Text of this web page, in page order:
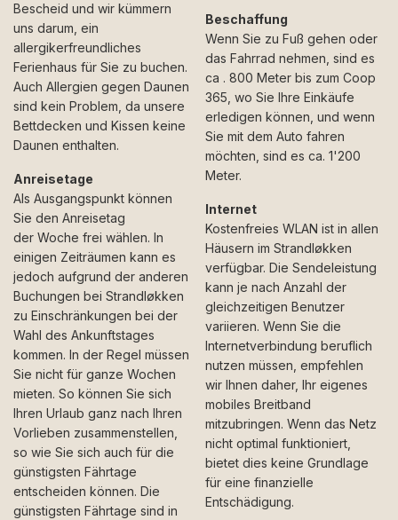
Bescheid und wir kümmern
uns darum, ein
allergikerfreundliches
Ferienhaus für Sie zu buchen.
Auch Allergien gegen Daunen
sind kein Problem, da unsere
Bettdecken und Kissen keine
Daunen enthalten.
Anreisetage
Als Ausgangspunkt können
Sie den Anreisetag
der Woche frei wählen. In
einigen Zeiträumen kann es
jedoch aufgrund der anderen
Buchungen bei Strandløkken
zu Einschränkungen bei der
Wahl des Ankunftstages
kommen. In der Regel müssen
Sie nicht für ganze Wochen
mieten. So können Sie sich
Ihren Urlaub ganz nach Ihren
Vorlieben zusammenstellen,
so wie Sie sich auch für die
günstigsten Fährtage
entscheiden können. Die
günstigsten Fährtage sind in
Beschaffung
Wenn Sie zu Fuß gehen oder
das Fahrrad nehmen, sind es
ca . 800 Meter bis zum Coop
365, wo Sie Ihre Einkäufe
erledigen können, und wenn
Sie mit dem Auto fahren
möchten, sind es ca. 1'200
Meter.
Internet
Kostenfreies WLAN ist in allen
Häusern im Strandløkken
verfügbar. Die Sendeleistung
kann je nach Anzahl der
gleichzeitigen Benutzer
variieren. Wenn Sie die
Internetverbindung beruflich
nutzen müssen, empfehlen
wir Ihnen daher, Ihr eigenes
mobiles Breitband
mitzubringen. Wenn das Netz
nicht optimal funktioniert,
bietet dies keine Grundlage
für eine finanzielle
Entschädigung.